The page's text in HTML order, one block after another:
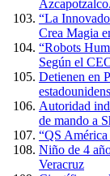
Azcapotzalco.
“La
Crea Magia
“Robots
Según el
Detienen en
Autoridad
de mando a
“QS
Niño de 4
Veracruz